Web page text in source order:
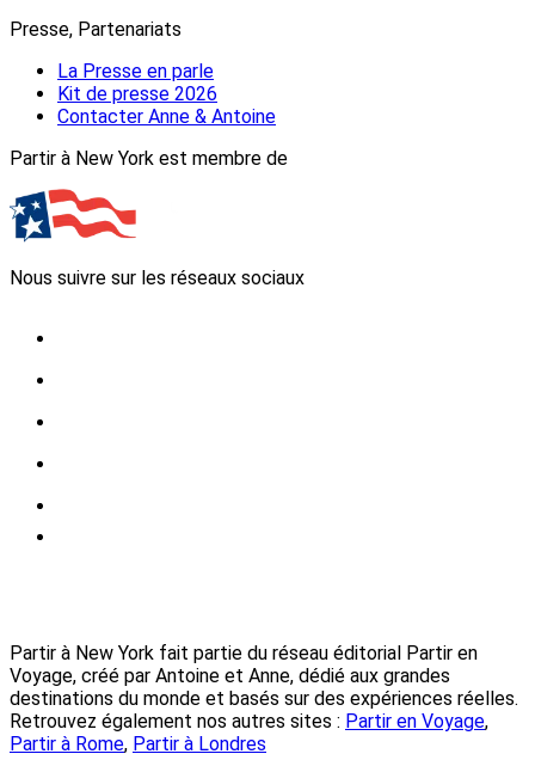
Presse, Partenariats
La Presse en parle
Kit de presse 2026
Contacter Anne & Antoine
Partir à New York est membre de
Nous suivre sur les réseaux sociaux
Partir à New York fait partie du réseau éditorial Partir en
Voyage, créé par Antoine et Anne, dédié aux grandes
destinations du monde et basés sur des expériences réelles.
Retrouvez également nos autres sites : Partir en Voyage,
Partir à Rome, Partir à Londres